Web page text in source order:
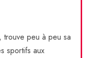
trouve peu à peu sa
sportifs aux